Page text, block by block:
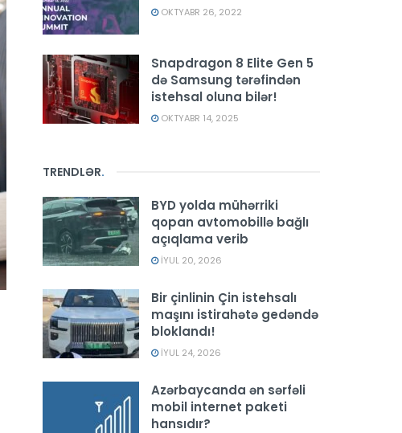
OKTYABR 26, 2022
Snapdragon 8 Elite Gen 5
də Samsung tərəfindən
istehsal oluna bilər!
OKTYABR 14, 2025
TRENDLƏR.
BYD yolda mühərriki
qopan avtomobillə bağlı
açıqlama verib
İYUL 20, 2026
Bir çinlinin Çin istehsalı
maşını istirahətə gedəndə
bloklandı!
İYUL 24, 2026
Azərbaycanda ən sərfəli
mobil internet paketi
hansıdır?